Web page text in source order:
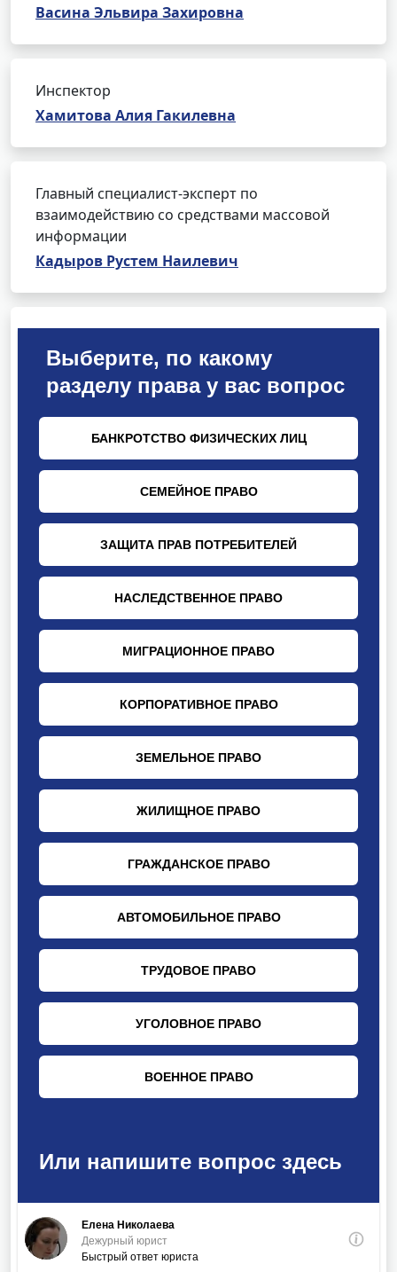
Васина Эльвира Захировна
Инспектор
Хамитова Алия Гакилевна
Главный специалист-эксперт по
взаимодействию со средствами массовой
информации
Кадыров Рустем Наилевич